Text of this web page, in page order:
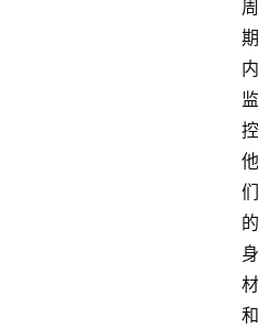
周
期
内
监
控
他
们
的
身
材
和